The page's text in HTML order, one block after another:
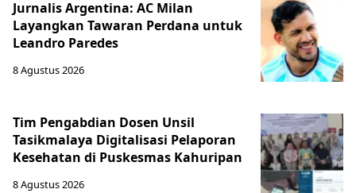
Jurnalis Argentina: AC Milan
Layangkan Tawaran Perdana untuk
Leandro Paredes
8 Agustus 2026
Tim Pengabdian Dosen Unsil
Tasikmalaya Digitalisasi Pelaporan
Kesehatan di Puskesmas Kahuripan
8 Agustus 2026